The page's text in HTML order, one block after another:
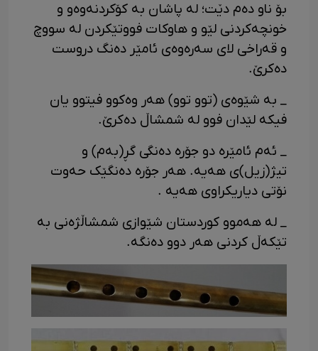
بۆ ناو دەم دێت؛ له پاشان به کۆکردنەوەو و
خونچەکردنی لێو و هاوکات فووتێکردن له سووچ
و قەراخی لای سەرەوەی ئامێر دەنگ دروست
دەکرێ.
_ به شێوەی (توو توو) هەر وەکوو فیتوو یان
فیکه لێدان فوو له شمشاڵ دەکرێ.
_ ئەم ئامێره دو جۆره دەنگی گڕ(بەم) و
تیژ(زیل)ی هەیه. هەر جۆره دەنگێک حەوت
نۆتی دیاریکراوی هەیه .
_ لە هەموو کوردستان شێوازی شمشاڵژەنی به
تێکەڵ کردنی هەر دوو دەنگه.